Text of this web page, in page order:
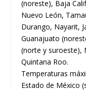
(noreste), Baja
Nuevo León,
Durango, Nayarit,
Guanajuato
(norte y suroeste),
Quintana Roo.
Temperaturas
Estado de México